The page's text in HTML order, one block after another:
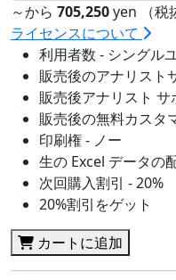
～から 705,250yen （税
ライセンスについて
利用者数 - シングル
販売後のアナリスト
販売後アナリスト
販売後の無料カスタ
印刷権 - ノー
生の Excel データの
次回購入割引 - 20%
20%割引をゲット
カートに追加